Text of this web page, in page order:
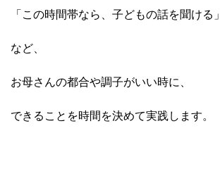
「この時間帯なら、子どもの話を聞ける」
など、
お母さんの都合や調子がいい時に、
できることを時間を決めて実践します。